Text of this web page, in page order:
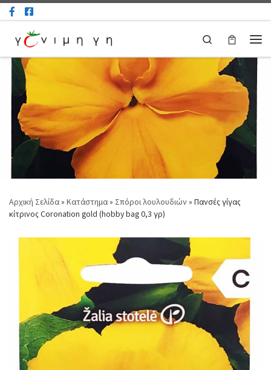
Μετάβαση στο περιεχόμενο
Search
Αρχική Σελίδα» Κατάστημα» Σπόροι λουλουδιών» Πανσές γίγας
κίτρινος Coronation gold (hobby bag 0,3 γρ)